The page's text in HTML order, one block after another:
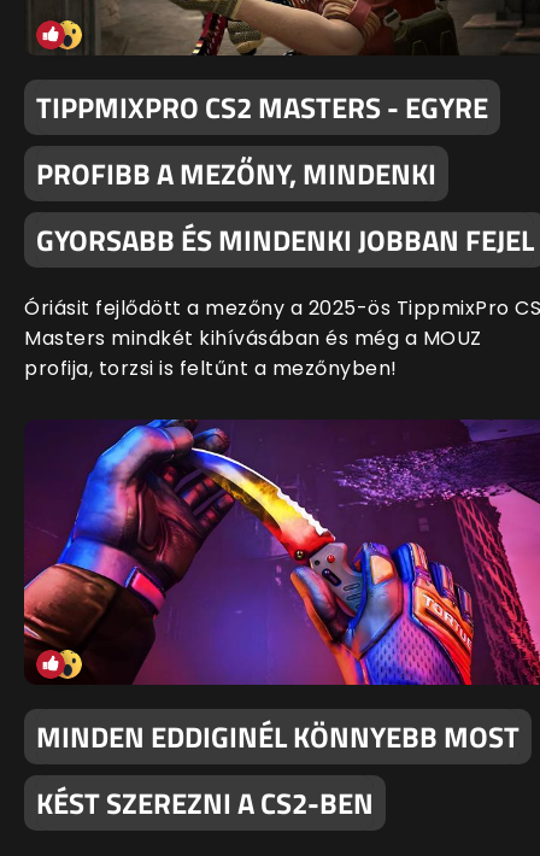
TIPPMIXPRO CS2 MASTERS - EGYRE
PROFIBB A MEZŐNY, MINDENKI
GYORSABB ÉS MINDENKI JOBBAN FEJEL
Óriásit fejlődött a mezőny a 2025-ös TippmixPro
Masters mindkét kihívásában és még a MOUZ
profija, torzsi is feltűnt a mezőnyben!
MINDEN EDDIGINÉL KÖNNYEBB MOST
KÉST SZEREZNI A CS2-BEN